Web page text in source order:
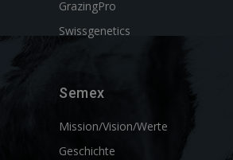
GrazingPro
Swissgenetics
Semex
Mission/Vision/Werte
Geschichte